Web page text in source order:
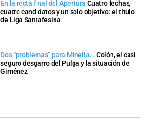
En la recta final del Apertura Cuatro fechas,
cuatro candidatos y un solo objetivo: el título
de Liga Santafesina
Dos “problemas” para Minella... Colón, el casi
seguro desgarro del Pulga y la situación de
Giménez